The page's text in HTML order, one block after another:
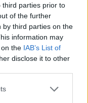
third parties prior to
of the further
by third parties on the
information may
the IAB’s List of
disclose it to other
πολιορκία η